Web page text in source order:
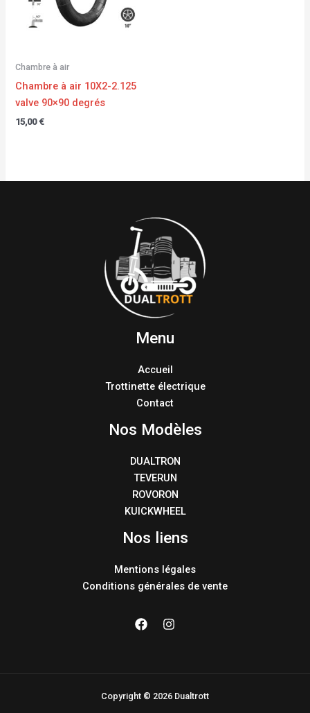
Chambre à air
Chambre à air 10X2-2.125
valve 90×90 degrés
15,00€
Menu
Accueil
Trottinette électrique
Contact
Nos Modèles
DUALTRON
TEVERUN
ROVORON
KUICKWHEEL
Nos liens
Mentions légales
Conditions générales de vente
Copyright © 2026 Dualtrott